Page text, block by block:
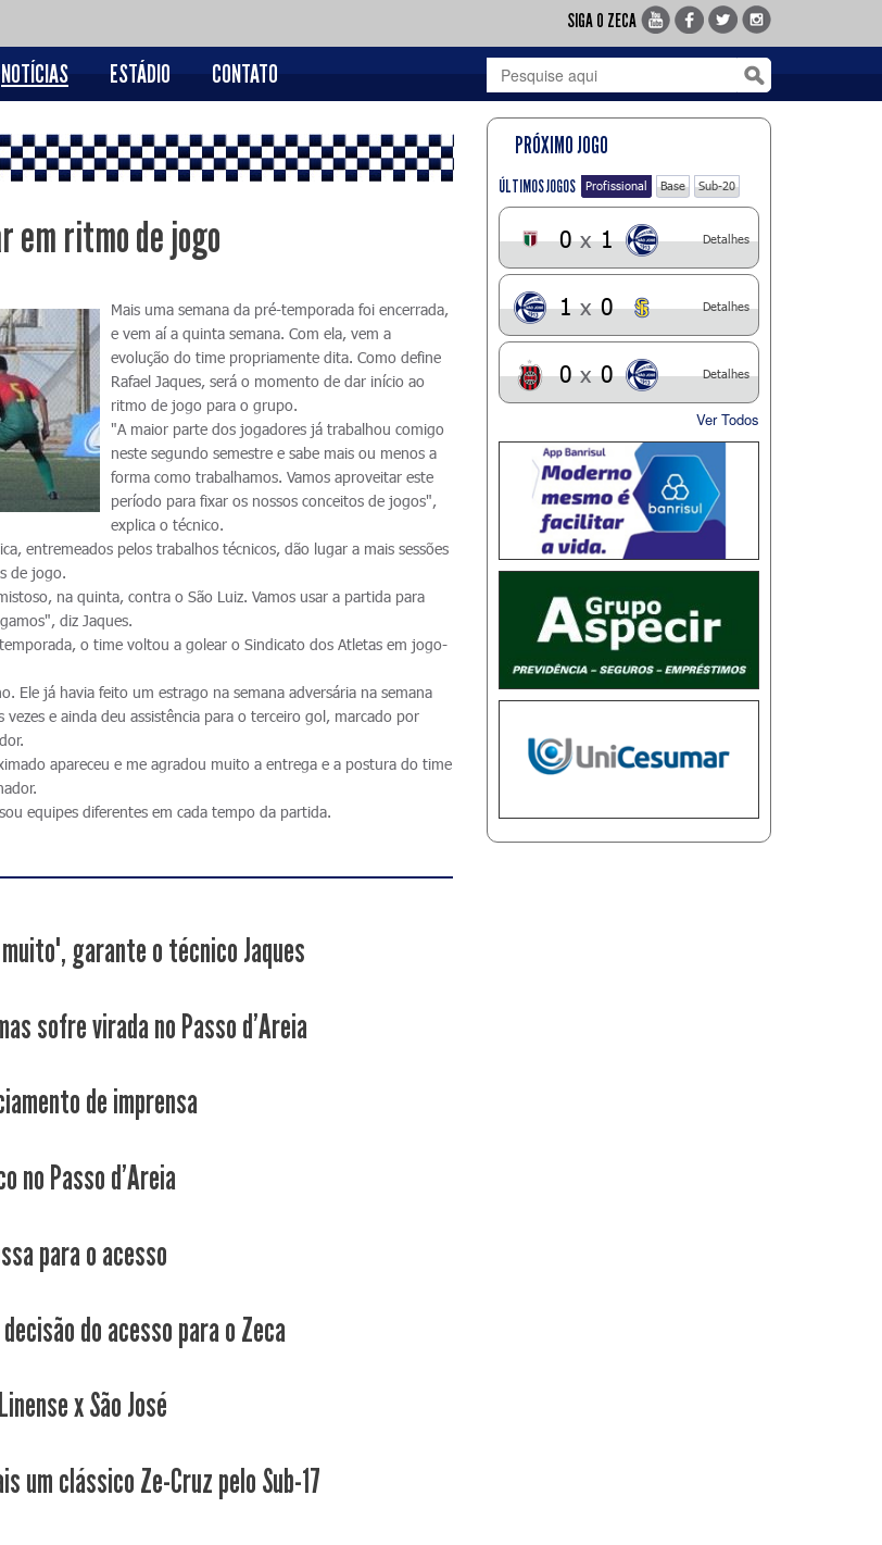
SIGA O ZECA
NOTÍCIAS ESTÁDIO CONTATO
em ritmo de jogo
Mais uma semana da pré-temporada foi encerrada,
e vem aí a quinta semana. Com ela, vem a
evolução do time propriamente dita. Como define
Rafael Jaques, será o momento de dar início ao
ritmo de jogo para o grupo.
"A maior parte dos jogadores já trabalhou comigo
neste segundo semestre e sabe mais ou menos a
forma como trabalhamos. Vamos aproveitar este
período para fixar os nossos conceitos de jogos",
explica o técnico.
entremeados pelos trabalhos técnicos, dão lugar a mais sessões
de jogo.
na quinta, contra o São Luiz. Vamos usar a partida para
diz Jaques.
o time voltou a golear o Sindicato dos Atletas em jogo-
Ele já havia feito um estrago na semana adversária na semana
e ainda deu assistência para o terceiro gol, marcado por
apareceu e me agradou muito a entrega e a postura do time
equipes diferentes em cada tempo da partida.
garante o técnico Jaques
sofre virada no Passo d'Areia
de imprensa
no Passo d'Areia
para o acesso
do acesso para o Zeca
Linense x São José
um clássico Ze-Cruz pelo Sub-17
PRÓXIMO JOGO
ÚLTIMOS JOGOS Profissional Base Sub-20
0 x 1 Detalhes
1 x 0 Detalhes
0 x 0 Detalhes
Ver Todos